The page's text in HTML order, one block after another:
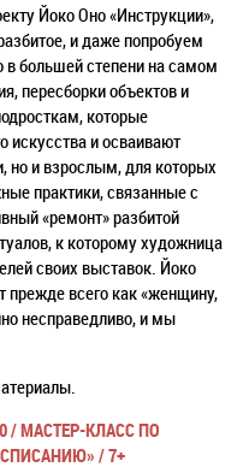
Йоко Оно «Инструкции»,
и даже попробуем
в большей степени на самом
пересборки объектов и
которые
искусства и осваивают
но и взрослым, для которых
практики, связанные с
«ремонт» разбитой
к которому художница
своих выставок. Йоко
всего как «женщину,
несправедливо, и мы
/ МАСТЕР-КЛАСС ПО
/ 7+